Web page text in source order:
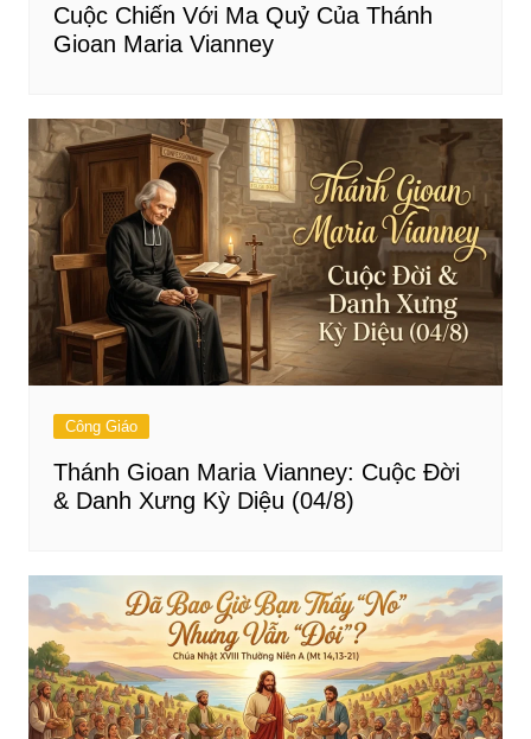
Cuộc Chiến Với Ma Quỷ Của Thánh
Gioan Maria Vianney
Công Giáo
Thánh Gioan Maria Vianney: Cuộc Đời
& Danh Xưng Kỳ Diệu (04/8)